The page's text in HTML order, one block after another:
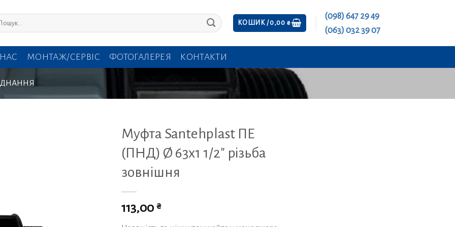
КОШИК /0,00 ₴
(098) 647 29 49
(063) 032 39 07
МОНТАЖ/СЕРВІС ФОТОГАЛЕРЕЯ КОНТАКТИ
Муфта Santehplast ПЕ
(ПНД) Ø 63х1 1/2″ різьба
зовнішня
113,00 ₴